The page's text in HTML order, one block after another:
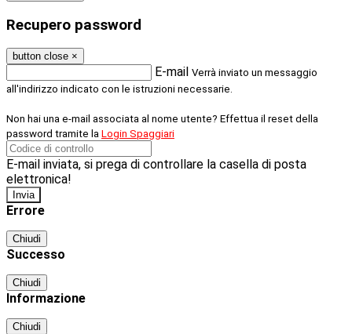
Recupero password
button close ×
E-mail Verrà inviato un messaggio
all'indirizzo indicato con le istruzioni necessarie.
Non hai una e-mail associata al nome utente? Effettua il reset della
password tramite la Login Spaggiari
E-mail inviata, si prega di controllare la casella di posta
elettronica!
Errore
Chiudi
Successo
Chiudi
Informazione
Chiudi